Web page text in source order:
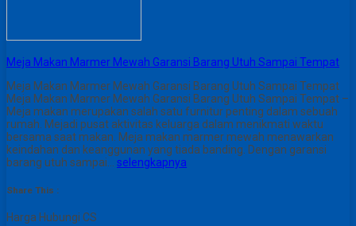
Meja Makan Marmer Mewah Garansi Barang Utuh Sampai Tempat
Meja Makan Marmer Mewah Garansi Barang Utuh Sampai Tempat
Meja Makan Marmer Mewah Garansi Barang Utuh Sampai Tempat –
Meja makan merupakan salah satu furnitur penting dalam sebuah
rumah. Mejadi pusat aktivitas keluarga dalam menikmati waktu
bersama saat makan. Meja makan marmer mewah menawarkan
keindahan dan keanggunan yang tiada banding. Dengan garansi
barang utuh sampai… selengkapnya
Share This :
Harga Hubungi CS